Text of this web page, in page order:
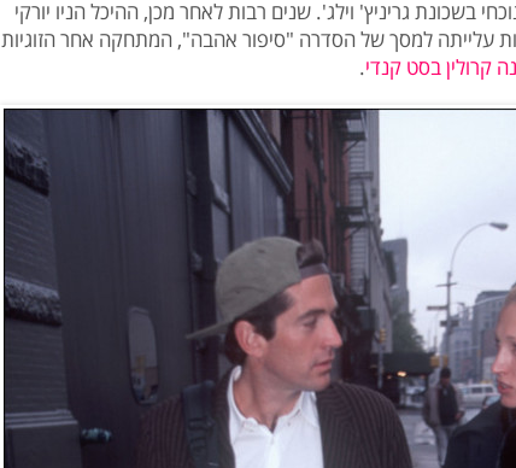
בשכונת גריניץ' וילג'. שנים רבות לאחר מכן, ההיכל הניו יורקי
עלייתה למסך של הסדרה "סיפור אהבה", המתחקה אחר הזוגיות
קרולין בסט קנדי.